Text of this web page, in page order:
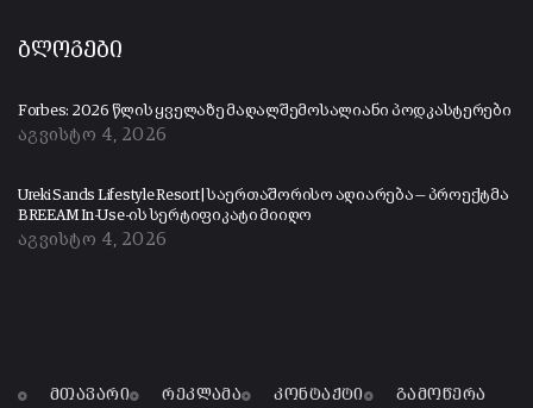
ბლოგები
Forbes: 2026 წლის ყველაზე მაღალშემოსალიანი პოდკასტერები
აგვისტო 4, 2026
Ureki Sands Lifestyle Resort | საერთაშორისო აღიარება — პროექტმა
BREEAM In-Use-ის სერტიფიკატი მიიღო
აგვისტო 4, 2026
მთავარი რეკლამა კონტაქტი გამოწერა